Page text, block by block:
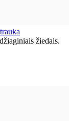
žiedais.